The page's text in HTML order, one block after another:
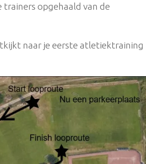
opgehaald van de
naar je eerste atletiektraining